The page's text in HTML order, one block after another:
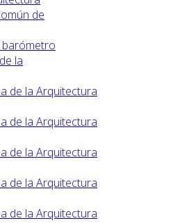
de
barómetro
la
de la Arquitectura
de la Arquitectura
de la Arquitectura
de la Arquitectura
de la Arquitectura